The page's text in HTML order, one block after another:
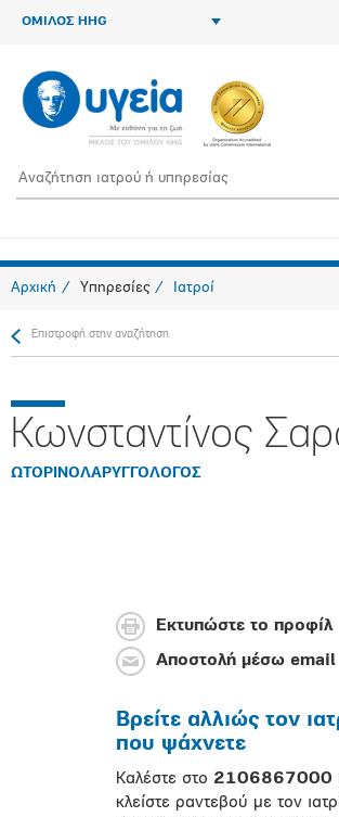
ΟΜΙΛΟΣ HHG
Αρχική Υπηρεσίες Ιατροί
Επιστροφή στην αναζήτηση
Κωνσταντίνος
ΩΤΟΡΙΝΟΛΑΡΥΓΓΟΛΟΓΟΣ
Εκτυπώστε το προφίλ
Αποστολή μέσω email
Βρείτε αλλιώς τον
που ψάχνετε
Καλέστε στο 2106867000
κλείστε ραντεβού με τον